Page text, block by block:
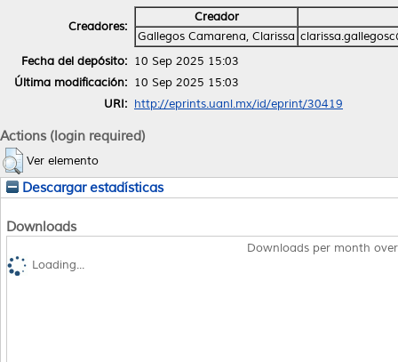
Creadores:
Creador
Gallegos Camarena, Clarissa
Fecha del depósito: 10 Sep 2025 15:03
Última modificación: 10 Sep 2025 15:03
URI: http://eprints.uanl.mx/id/eprint/30419
Actions (login required)
Ver elemento
Descargar estadísticas
Downloads
Downloads per month
Loading...